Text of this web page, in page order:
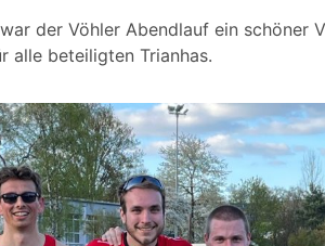
der Vöhler Abendlauf ein schöner
alle beteiligten Trianhas.